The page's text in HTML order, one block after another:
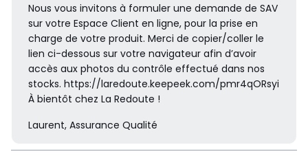
Nous vous invitons à formuler une demande de SAV
sur votre Espace Client en ligne, pour la prise en
charge de votre produit. Merci de copier/coller le
lien ci-dessous sur votre navigateur afin d’avoir
accès aux photos du contrôle effectué dans nos
stocks. https://laredoute.keepeek.com/pmr4qORsyi
À bientôt chez La Redoute !
Laurent, Assurance Qualité